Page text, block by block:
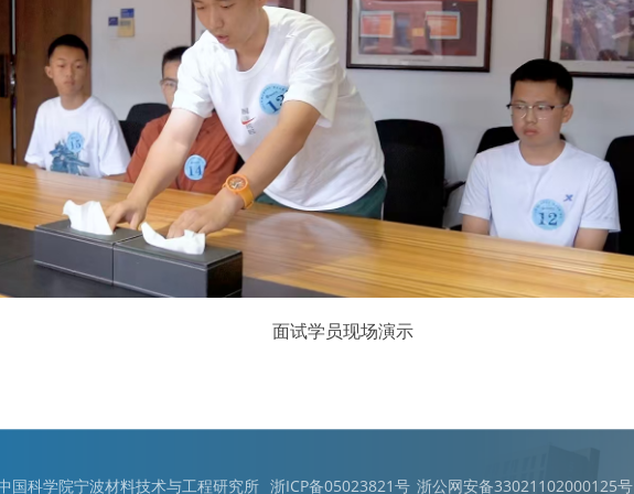
面试学员现场演示
国科学院宁波材料技术与工程研究所 浙ICP备05023821号 浙公网安备33021102000125号